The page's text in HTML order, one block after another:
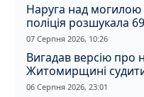
Наруга над могилою
поліція розшукала
07 Серпня 2026, 10:26
Вигадав версію про
Житомирщині
вбивство
06 Серпня 2026, 23:01